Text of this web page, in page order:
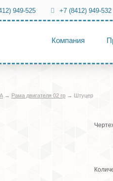
949-525 +7 (8412) 949-532
Компания
→ Рама двигателя 02 гр → Штуцер